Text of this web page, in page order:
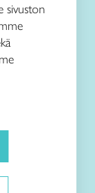
sivuston